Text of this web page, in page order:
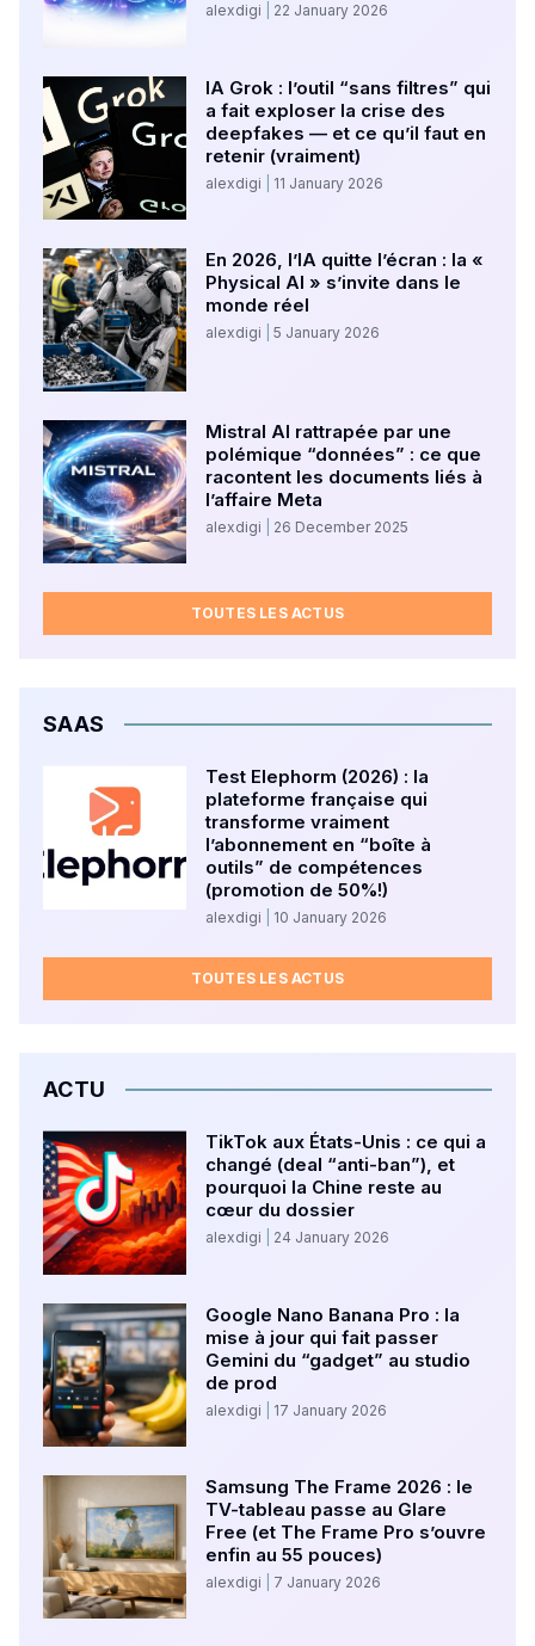
alexdigi 22 January 2026
IA Grok : l’outil “sans filtres” qui
a fait exploser la crise des
deepfakes — et ce qu’il faut en
retenir (vraiment)
alexdigi 11 January 2026
En 2026, l’IA quitte l’écran : la «
Physical AI » s’invite dans le
monde réel
alexdigi 5 January 2026
Mistral AI rattrapée par une
polémique “données” : ce que
racontent les documents liés à
l’affaire Meta
alexdigi 26 December 2025
TOUTES LES ACTUS
SAAS
Test Elephorm (2026) : la
plateforme française qui
transforme vraiment
l’abonnement en “boîte à
outils” de compétences
(promotion de 50%!)
alexdigi 10 January 2026
TOUTES LES ACTUS
ACTU
TikTok aux États-Unis : ce qui a
changé (deal “anti-ban”), et
pourquoi la Chine reste au
cœur du dossier
alexdigi 24 January 2026
Google Nano Banana Pro : la
mise à jour qui fait passer
Gemini du “gadget” au studio
de prod
alexdigi 17 January 2026
Samsung The Frame 2026 : le
TV-tableau passe au Glare
Free (et The Frame Pro s’ouvre
enfin au 55 pouces)
alexdigi 7 January 2026